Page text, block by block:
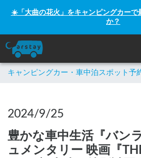
☀️「大曲の花火」をキャンピングカーで
か？
キャンピングカー・車中泊スポット予
2024/9/25
豊かな車中生活『バン
ュメンタリー 映画『